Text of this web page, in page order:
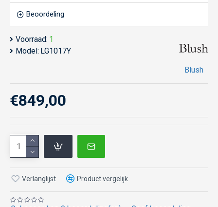
Beoordeling
Voorraad: 1
Model: LG1017Y
Blush
€849,00
Verlanglijst Product vergelijk